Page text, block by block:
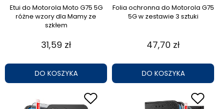
Etui do Motorola Moto G75 5G
różne wzory dla Mamy ze
szkłem
31,59 zł
DO KOSZYKA
Folia ochronna do Motorola G75
5G w zestawie 3 sztuki
47,70 zł
DO KOSZYKA